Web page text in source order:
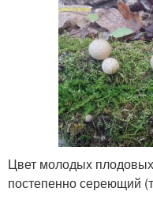
Цвет молодых
постепенно сереющий